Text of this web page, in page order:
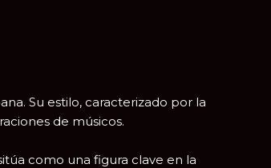
Su estilo, caracterizado por la
de músicos.
como una figura clave en la